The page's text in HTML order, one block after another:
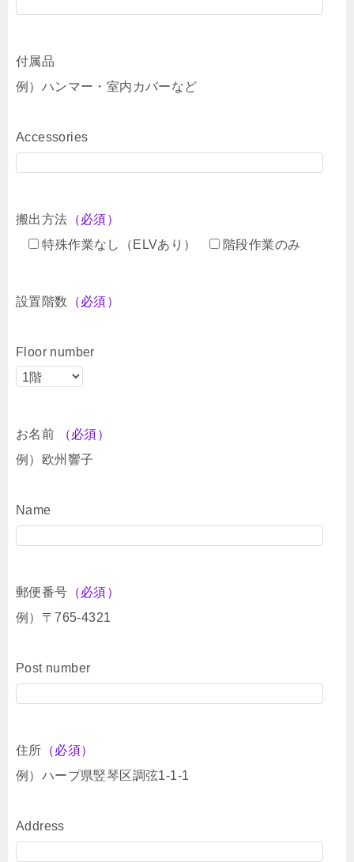
付属品
例）ハンマー・室内カバーなど
Accessories
搬出方法 （必須）
特殊作業なし（ELVあり）
階段作業のみ
設置階数 （必須）
Floor number
お名前
（必須）
例）欧州響子
Name
郵便番号 （必須）
例）〒765-4321
Post number
住所 （必須）
例）ハープ県竪琴区調弦1-1-1
Address